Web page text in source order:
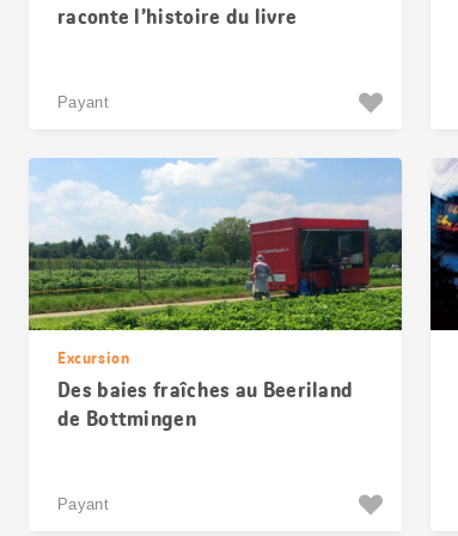
raconte l’histoire du livre
Payant
Excursion
Des baies fraîches au Beeriland
de Bottmingen
Payant